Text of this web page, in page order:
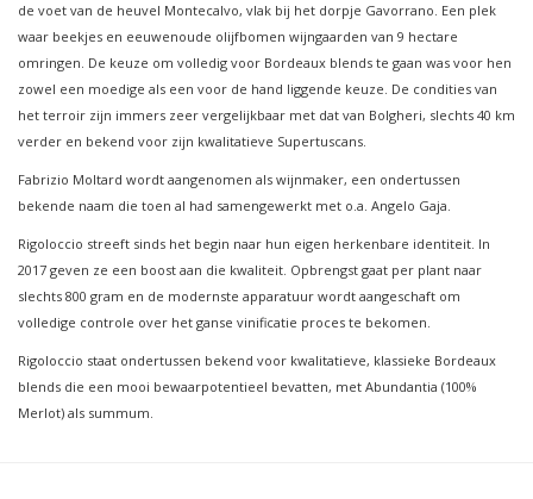
de voet van de heuvel Montecalvo, vlak bij het dorpje Gavorrano. Een plek
waar beekjes en eeuwenoude olijfbomen wijngaarden van 9 hectare
omringen. De keuze om volledig voor Bordeaux blends te gaan was voor hen
zowel een moedige als een voor de hand liggende keuze. De condities van
het terroir zijn immers zeer vergelijkbaar met dat van Bolgheri, slechts 40 km
verder en bekend voor zijn kwalitatieve Supertuscans.
Fabrizio Moltard wordt aangenomen als wijnmaker, een ondertussen
bekende naam die toen al had samengewerkt met o.a. Angelo Gaja.
Rigoloccio streeft sinds het begin naar hun eigen herkenbare identiteit. In
2017 geven ze een boost aan die kwaliteit. Opbrengst gaat per plant naar
slechts 800 gram en de modernste apparatuur wordt aangeschaft om
volledige controle over het ganse vinificatie proces te bekomen.
Rigoloccio staat ondertussen bekend voor kwalitatieve, klassieke Bordeaux
blends die een mooi bewaarpotentieel bevatten, met Abundantia (100%
Merlot) als summum.